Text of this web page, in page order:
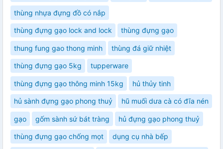
thùng nhựa đựng đồ có nắp
thùng đựng gạo lock and lock thùng đựng gạo
thung fung gao thong minh thùng đá giữ nhiệt
thùng đựng gạo 5kg tupperware
thùng đựng gạo thông minh 15kg hủ thủy tinh
hủ sành đựng gạo phong thuỷ hũ muối dưa cà có đĩa nén
gạo gốm sành sứ bát tràng hủ đựng gạo phong thuỷ
thùng đựng gạo chống mọt dụng cụ nhà bếp